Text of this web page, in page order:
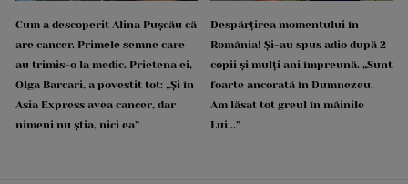
Cum a descoperit Alina Pușcău că
are cancer. Primele semne care
au trimis-o la medic. Prietena ei,
Olga Barcari, a povestit tot: „Și în
Asia Express avea cancer, dar
nimeni nu știa, nici ea”
Despărțirea momentului în
România! Și-au spus adio după 2
copii și mulți ani împreună. „Sunt
foarte ancorată în Dumnezeu.
Am lăsat tot greul în mâinile
Lui...”